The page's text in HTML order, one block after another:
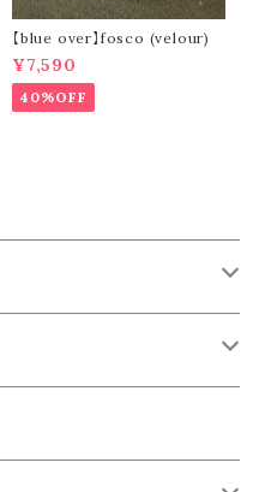
【blue over】fosco (velour)
¥7,590
40%OFF